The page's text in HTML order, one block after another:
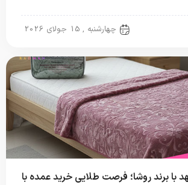
چهارشنبه , 15 جولای 2026
با برند روشا؛ فرصت طلایی خرید عمده با